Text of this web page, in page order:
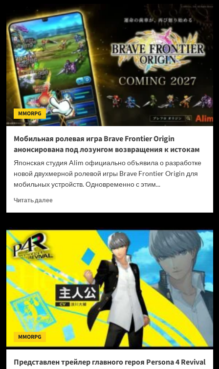
Rare
может
стать
жертвой
реструктуризации
Xbox
разработчики
Sea
of
Thieves
под
ударом
MMORPG
Мобильная ролевая игра Brave Frontier Origin
анонсирована под лозунгом возвращения к истокам
Японская студия Alim официально объявила о разработке
новой двухмерной ролевой игры Brave Frontier Origin для
мобильных устройств. Одновременно с этим...
Читать далееПрочитать
Brave
Frontier
Origin
анонсирована
под
лозунгом
возвращения
к
истокам
MMORPG
Представлен трейлер главного героя Persona 4 Revival